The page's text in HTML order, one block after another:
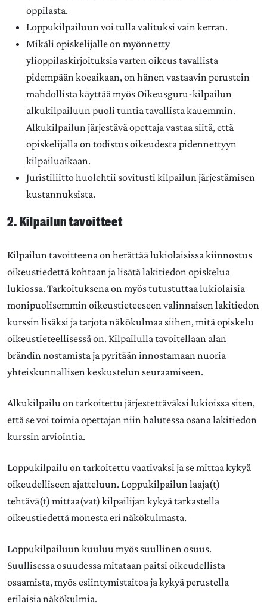
oppilasta.
Loppukilpailuun voi tulla valituksi vain kerran.
Mikäli opiskelijalle on myönnetty
ylioppilaskirjoituksia varten oikeus tavallista
pidempään koeaikaan, on hänen vastaavin perustein
mahdollista käyttää myös Oikeusguru-kilpailun
alkukilpailuun puoli tuntia tavallista kauemmin.
Alkukilpailun järjestävä opettaja vastaa siitä, että
opiskelijalla on todistus oikeudesta pidennettyyn
kilpailuaikaan.
Juristiliitto huolehtii sovitusti kilpailun järjestämisen
kustannuksista.
2. Kilpailun tavoitteet
Kilpailun tavoitteena on herättää lukiolaisissa kiinnostus
oikeustiedettä kohtaan ja lisätä lakitiedon opiskelua
lukiossa. Tarkoituksena on myös tutustuttaa lukiolaisia
monipuolisemmin oikeustieteeseen valinnaisen lakitiedon
kurssin lisäksi ja tarjota näkökulmaa siihen, mitä opiskelu
oikeustieteellisessä on. Kilpailulla tavoitellaan alan
brändin nostamista ja pyritään innostamaan nuoria
yhteiskunnallisen keskustelun seuraamiseen.
Alkukilpailu on tarkoitettu järjestettäväksi lukioissa siten,
että se voi toimia opettajan niin halutessa osana lakitiedon
kurssin arviointia.
Loppukilpailu on tarkoitettu vaativaksi ja se mittaa kykyä
oikeudelliseen ajatteluun. Loppukilpailun laaja(t)
tehtävä(t) mittaa(vat) kilpailijan kykyä tarkastella
oikeustiedettä monesta eri näkökulmasta.
Loppukilpailuun kuuluu myös suullinen osuus.
Suullisessa osuudessa mitataan paitsi oikeudellista
osaamista, myös esiintymistaitoa ja kykyä perustella
erilaisia näkökulmia.